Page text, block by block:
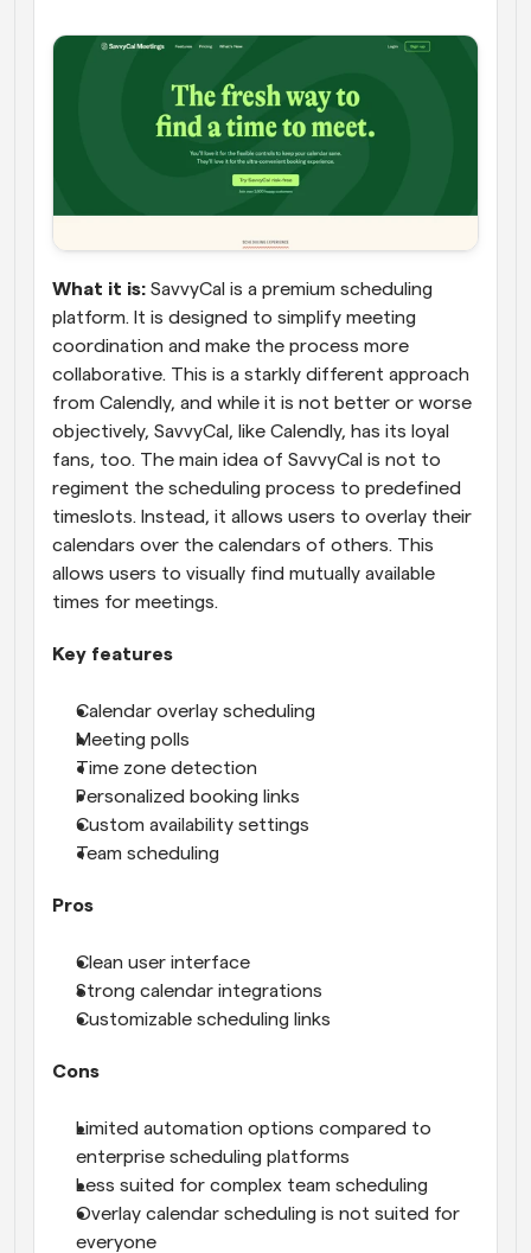
What it is: SavvyCal is a premium scheduling
platform. It is designed to simplify meeting
coordination and make the process more
collaborative. This is a starkly different approach
from Calendly, and while it is not better or worse
objectively, SavvyCal, like Calendly, has its loyal
fans, too. The main idea of SavvyCal is not to
regiment the scheduling process to predefined
timeslots. Instead, it allows users to overlay their
calendars over the calendars of others. This
allows users to visually find mutually available
times for meetings.
Key features
Calendar overlay scheduling
Meeting polls
Time zone detection
Personalized booking links
Custom availability settings
Team scheduling
Pros
Clean user interface
Strong calendar integrations
Customizable scheduling links
Cons
Limited automation options compared to
enterprise scheduling platforms
Less suited for complex team scheduling
Overlay calendar scheduling is not suited for
everyone